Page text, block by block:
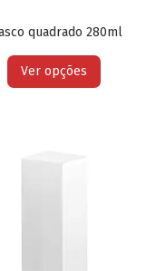
quadrado 280ml
Ver opções